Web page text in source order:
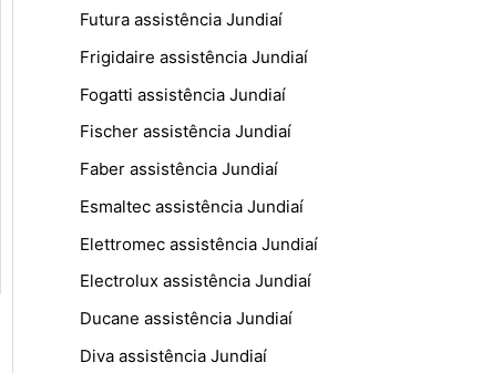
Futura assistência Jundiaí
Frigidaire assistência Jundiaí
Fogatti assistência Jundiaí
Fischer assistência Jundiaí
Faber assistência Jundiaí
Esmaltec assistência Jundiaí
Elettromec assistência Jundiaí
Electrolux assistência Jundiaí
Ducane assistência Jundiaí
Diva assistência Jundiaí